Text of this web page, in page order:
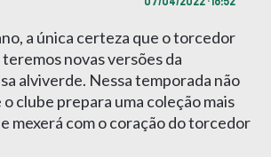
a única certeza que o torcedor
novas versões da
alviverde. Nessa temporada não
clube prepara uma coleção mais
mexerá com o coração do torcedor